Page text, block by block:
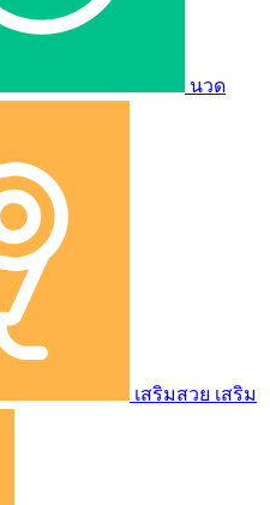
นวด
เสริมสวย เสริม